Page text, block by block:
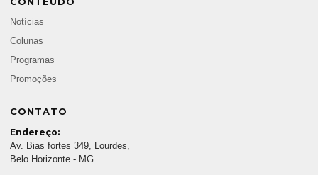
Notícias
Colunas
Programas
Promoções
CONTATO
Endereço:
Av. Bias fortes 349, Lourdes,
Belo Horizonte - MG